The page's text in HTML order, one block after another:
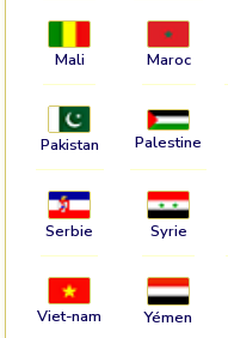
Mali Maroc
Pakistan Palestine
Serbie Syrie
Viet-nam Yémen